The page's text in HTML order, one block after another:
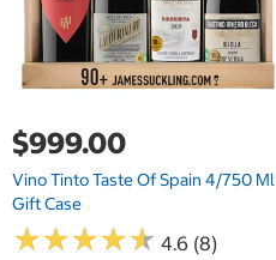
$999.00
Vino Tinto Taste Of Spain 4/750 Ml
Gift Case
★★★★★
★★★★★ 4.6 (8)